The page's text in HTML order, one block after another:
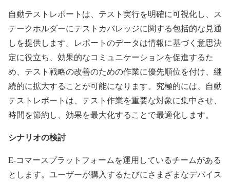
自動テストレポートは、テスト実行を明確に可視化し、ス
テークホルダーにテストカバレッジに関する包括的な見通
しを提供します。レポートのデータは情報に基づく意思決
定に役立ち、効果的なコミュニケーションを促進するた
め、テスト戦略の改善のための作業に優先順位を付け、継
続的に拡大することが可能になります。究極的には、自動
テストレポートは、テスト作業を重要な対象に集中させ、
時間を節約し、効果を最大化することで最適化します。
シナリオの検討
E-コマースプラットフォームを運用しているチームがある
とします。ユーザーが購入するたびにさまざまなデバイス